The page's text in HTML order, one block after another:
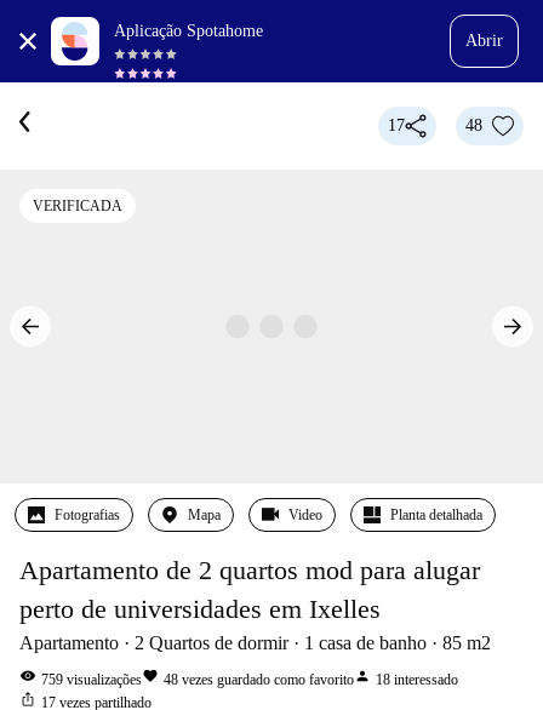
Aplicação Spotahome
Abrir
17 48
VERIFICADA
Fotografias Mapa Video Planta detalhada
Apartamento de 2 quartos mod para alugar
perto de universidades em Ixelles
Apartamento 2 Quartos de dormir 1 casa de banho 85 m2
visibility 759 visualizaçõesfavorite 48 vezes guardado como favoritoperson 18 interessado
ios_share 17 vezes partilhado